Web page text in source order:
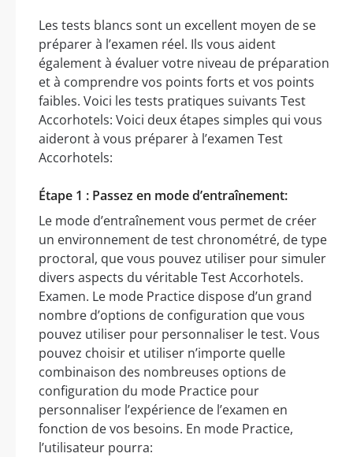
Les tests blancs sont un excellent moyen de se
préparer à l’examen réel. Ils vous aident
également à évaluer votre niveau de préparation
et à comprendre vos points forts et vos points
faibles. Voici les tests pratiques suivants Test
Accorhotels: Voici deux étapes simples qui vous
aideront à vous préparer à l’examen Test
Accorhotels:
Étape 1 : Passez en mode d’entraînement:
Le mode d’entraînement vous permet de créer
un environnement de test chronométré, de type
proctoral, que vous pouvez utiliser pour simuler
divers aspects du véritable Test Accorhotels.
Examen. Le mode Practice dispose d’un grand
nombre d’options de configuration que vous
pouvez utiliser pour personnaliser le test. Vous
pouvez choisir et utiliser n’importe quelle
combinaison des nombreuses options de
configuration du mode Practice pour
personnaliser l’expérience de l’examen en
fonction de vos besoins. En mode Practice,
l’utilisateur pourra: